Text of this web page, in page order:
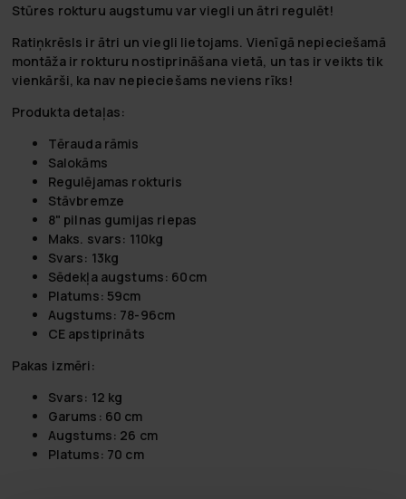
Stūres rokturu augstumu var viegli un ātri regulēt!
Ratiņkrēsls ir ātri un viegli lietojams. Vienīgā nepieciešamā
montāža ir rokturu nostiprināšana vietā, un tas ir veikts tik
vienkārši, ka nav nepieciešams neviens rīks!
Produkta detaļas:
Tērauda rāmis
Salokāms
Regulējamas rokturis
Stāvbremze
8" pilnas gumijas riepas
Maks. svars: 110kg
Svars: 13kg
Sēdekļa augstums: 60cm
Platums: 59cm
Augstums: 78-96cm
CE apstiprināts
Pakas izmēri:
Svars: 12 kg
Garums: 60 cm
Augstums: 26 cm
Platums: 70 cm